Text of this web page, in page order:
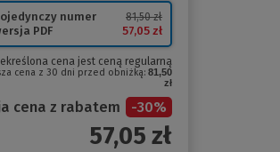
numer
PDF
81,50 zł
57,05 zł
cena jest ceną regularną
cena z 30 dni przed obniżką: 81,50
zł
cena z rabatem -30%
57,05 zł